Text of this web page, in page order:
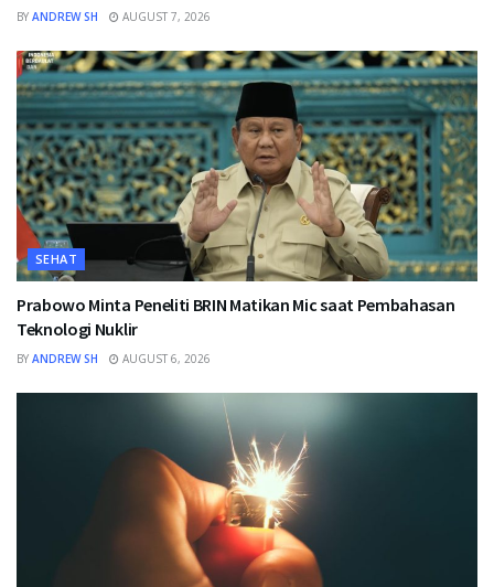
BY ANDREW SH AUGUST 7, 2026
SEHAT
Prabowo Minta Peneliti BRIN Matikan Mic saat Pembahasan
Teknologi Nuklir
BY ANDREW SH AUGUST 6, 2026